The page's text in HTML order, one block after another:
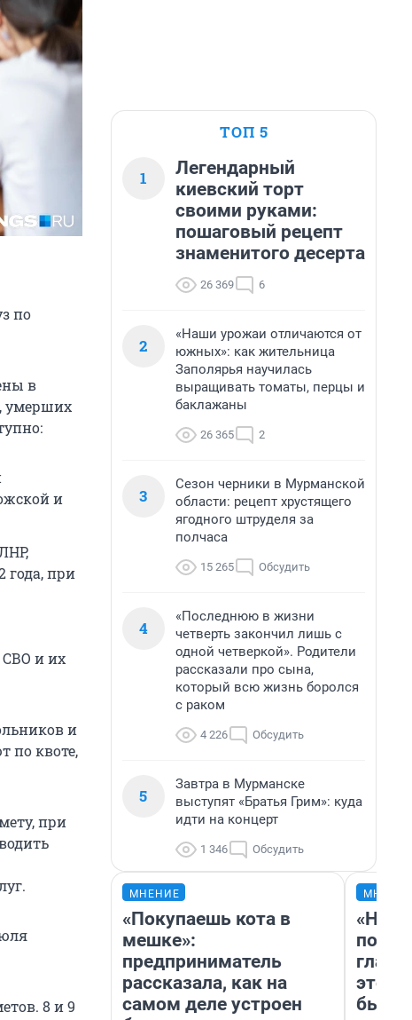
по
в
умерших
и
года, при
и их
и
по квоте,
при
8 и 9
ТОП 5
1
Легендарный
киевский торт
своими руками:
пошаговый рецепт
знаменитого десерта
26 369 6
2
«Наши урожаи отличаются от
южных»: как жительница
Заполярья научилась
выращивать томаты, перцы и
баклажаны
26 365 2
3
Сезон черники в Мурманской
области: рецепт хрустящего
ягодного штруделя за
полчаса
15 265 Обсудить
4
«Последнюю в жизни
четверть закончил лишь с
одной четверкой». Родители
рассказали про сына,
который всю жизнь боролся
с раком
4 226 Обсудить
5
Завтра в Мурманске
выступят «Братья Грим»: куда
идти на концерт
1 346 Обсудить
МНЕНИЕ
«Покупаешь кота в
мешке»:
предприниматель
рассказала, как на
самом деле устроен
этого
бьет